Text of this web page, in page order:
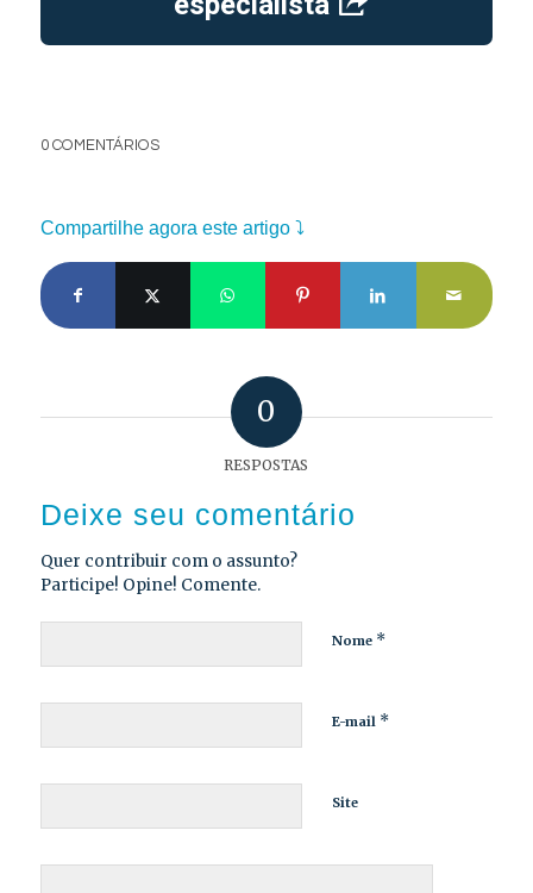
0 COMENTÁRIOS
Compartilhe agora este artigo ⤵
0
RESPOSTAS
Deixe seu comentário
Quer contribuir com o assunto?
Participe! Opine! Comente.
Nome *
E-mail *
Site